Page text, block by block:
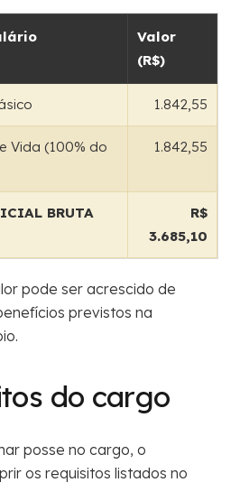
Valor
(R$)
1.842,55
Vida (100% do
1.842,55
BRUTA
R$
3.685,10
pode ser acrescido de
previstos na
do cargo
posse no cargo, o
os requisitos listados no